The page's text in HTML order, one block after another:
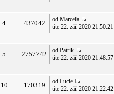
4 437042
od Marcela
úte 22. zář 2020 21:50:21
5 2757742
od Patrik
úte 22. zář 2020 21:48:57
10 170319
od Lucie
úte 22. zář 2020 21:22:42